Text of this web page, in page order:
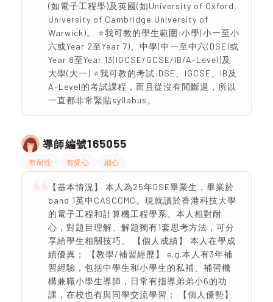
(如電子工程學)及英國(如University of Oxford,
University of Cambridge,University of
Warwick)。 ⭐️我可教的學生範圍:小學(小一至小
六或Year 2至Year 7)、中學(中一至中六(DSE)或
Year 8至Year 13(IGCSE/GCSE/IB/A-Level)及
大學(大一) ⭐️我可教的考試:DSE、IGCSE、IB及
A-Level的考試課程，而且從沒有間斷過，所以
一直都非常緊貼syllabus。
導師編號165055
有耐性 有愛心 細心
【基本情況】 本人為25年DSE畢業生，畢業於
band 1英中CASCCMC。現就讀於香港科技大學
的電子工程和計算機工程學系。本人相對耐
心，對題目理解、解題獨有1套思考方法，可分
享給學生相關技巧。 【個人成績】 本人在學成
績優異； 【教學/補習經歷】 e.g.本人有3年補
習經驗，包括中學生和小學生的私補、補習機
構兼職小學生導師，日常有指導弟弟小6的功
課，在校也有與同學交流學習； 【個人優勢】